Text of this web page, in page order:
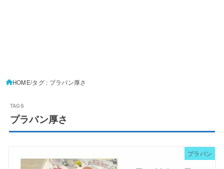
HOME タグ : プラバン厚さ
プラバン厚さ
プラバン